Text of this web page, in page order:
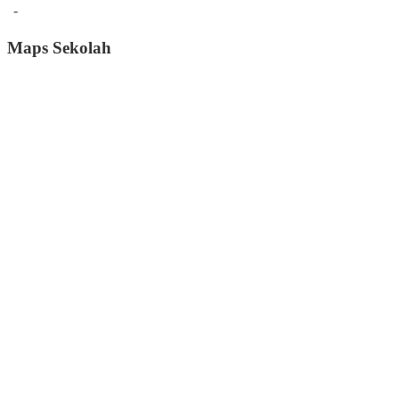
-
Maps Sekolah